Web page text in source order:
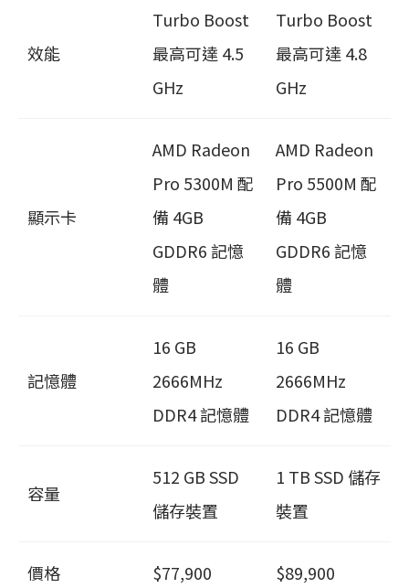
效能
Turbo Boost
最高可達 4.5
GHz
Turbo Boost
最高可達 4.8
GHz
顯示卡
AMD Radeon
Pro 5300M 配
備 4GB
GDDR6 記憶
體
AMD Radeon
Pro 5500M 配
備 4GB
GDDR6 記憶
體
記憶體
16 GB
2666MHz
DDR4 記憶體
16 GB
2666MHz
DDR4 記憶體
容量
512 GB SSD
儲存裝置
1 TB SSD 儲存
裝置
價格 $77,900 $89,900